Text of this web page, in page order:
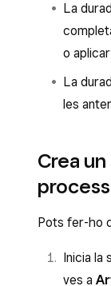
La
o
La
les
Crea
Pots fer-ho
Inicia la
ves a